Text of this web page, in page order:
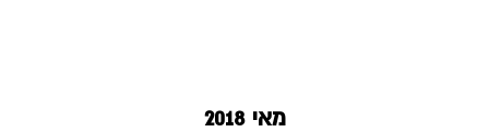
מאי 2018